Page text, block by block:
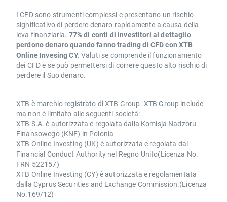
I CFD sono strumenti complessi e presentano un rischio
significativo di perdere denaro rapidamente a causa della
leva finanziaria. 77% di conti di investitori al dettaglio
perdono denaro quando fanno trading di CFD con XTB
Online Invesing CY. Valuti se comprende il funzionamento
dei CFD e se può permettersi di correre questo alto rischio di
perdere il Suo denaro.
XTB è marchio registrato di XTB Group. XTB Group include
ma non è limitato alle seguenti società:
XTB S.A. è autorizzata e regolata dalla Komisja Nadzoru
Finansowego (KNF) in Polonia
XTB Online Investing (UK) è autorizzata e regolata dal
Financial Conduct Authority nel Regno Unito(Licenza No.
FRN 522157)
XTB Online Investing (CY) è autorizzata e regolamentata
dalla Cyprus Securities and Exchange Commission.(Licenza
No.169/12)